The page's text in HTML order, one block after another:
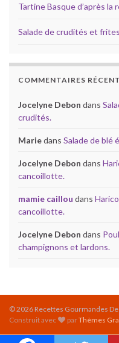
Tartine Basque d’après
Salade de crudités et
COMMENTAIRES
Jocelyne Debon dans
crudités.
Mariedans Salade de blé
Jocelyne Debon dans
cancoillotte.
mamie caillou dans
cancoillotte.
Jocelyne Debon dans
champignons et lardons.
© 2026 Recettes Gourmandes De
Construit avec
parThèmes